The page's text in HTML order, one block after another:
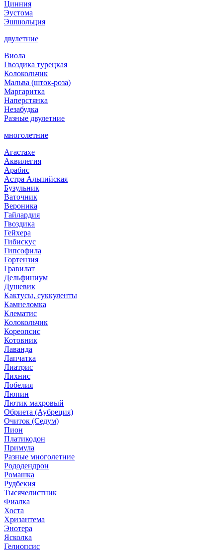
Цинния
Эустома
Эшшольция
двулетние
Виола
Гвоздика турецкая
Колокольчик
Мальва (шток-роза)
Маргаритка
Наперстянка
Незабудка
Разные двулетние
многолетние
Агастахе
Аквилегия
Арабис
Астра Альпийская
Бузульник
Ваточник
Вероника
Гайлардия
Гвоздика
Гейхера
Гибискус
Гипсофила
Гортензия
Гравилат
Дельфиниум
Душевик
Кактусы, суккуленты
Камнеломка
Клематис
Колокольчик
Кореопсис
Котовник
Лаванда
Лапчатка
Лиатрис
Лихнис
Лобелия
Люпин
Лютик махровый
Обриета (Аубреция)
Очиток (Седум)
Пион
Платикодон
Примула
Разные многолетние
Рододендрон
Ромашка
Рудбекия
Тысячелистник
Фиалка
Хоста
Хризантема
Энотера
Ясколка
Гелиопсис